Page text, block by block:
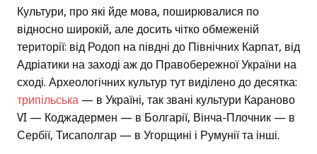
Культури, про які йде мова, поширювалися по
відносно широкій, але досить чітко обмеженій
території: від Родоп на півдні до Північних Карпат, від
Адріатики на заході аж до Правобережної України на
сході. Археологічних культур тут виділено до десятка:
трипільська — в Україні, так звані культури Караново
VI — Коджадермен — в Болгарії, Вінча-Плочник — в
Сербії, Тисаполгар — в Угорщині і Румунії та інші.